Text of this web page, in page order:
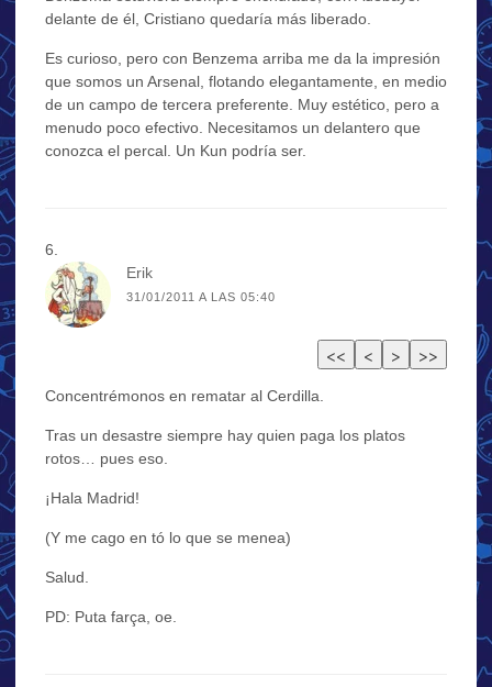
delante de él, Cristiano quedaría más liberado.
Es curioso, pero con Benzema arriba me da la impresión
que somos un Arsenal, flotando elegantamente, en medio
de un campo de tercera preferente. Muy estético, pero a
menudo poco efectivo. Necesitamos un delantero que
conozca el percal. Un Kun podría ser.
Erik
31/01/2011 A LAS 05:40
Concentrémonos en rematar al Cerdilla.
Tras un desastre siempre hay quien paga los platos
rotos… pues eso.
¡Hala Madrid!
(Y me cago en tó lo que se menea)
Salud.
PD: Puta farça, oe.